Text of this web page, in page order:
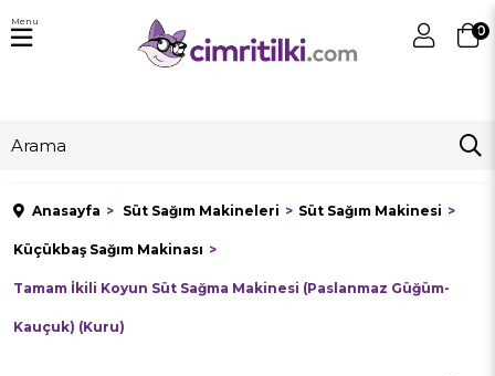
0
Menu
Anasayfa Süt Sağım Makineleri Süt Sağım Makinesi
Küçükbaş Sağım Makinası
Tamam İkili Koyun Süt Sağma Makinesi (Paslanmaz Güğüm-
Kauçuk) (Kuru)